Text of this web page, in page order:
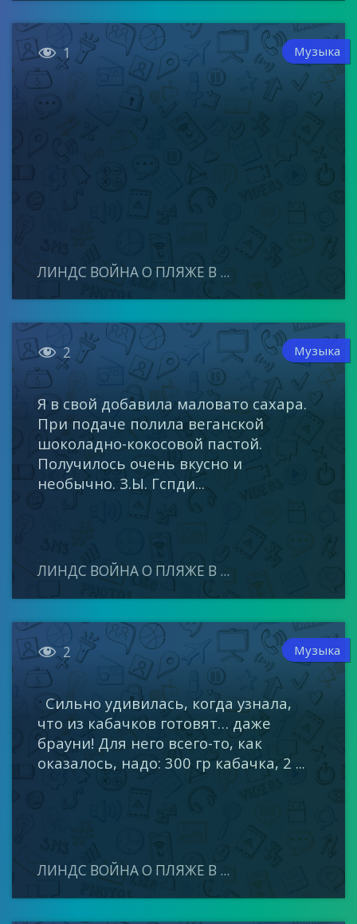
 1 Музыка
ЛИНДС ВОЙНА О ПЛЯЖЕ В ...
 2 Музыка
Я в свой добавила маловато сахара.
При подаче полила веганской
шоколадно-кокосовой пастой.
Получилось очень вкусно и
необычно. З.Ы. Гспди...
ЛИНДС ВОЙНА О ПЛЯЖЕ В ...
 2 Музыка
Сильно удивилась, когда узнала,
что из кабачков готовят… даже
брауни! Для него всего-то, как
оказалось, надо: 300 гр кабачка, 2 ...
ЛИНДС ВОЙНА О ПЛЯЖЕ В ...